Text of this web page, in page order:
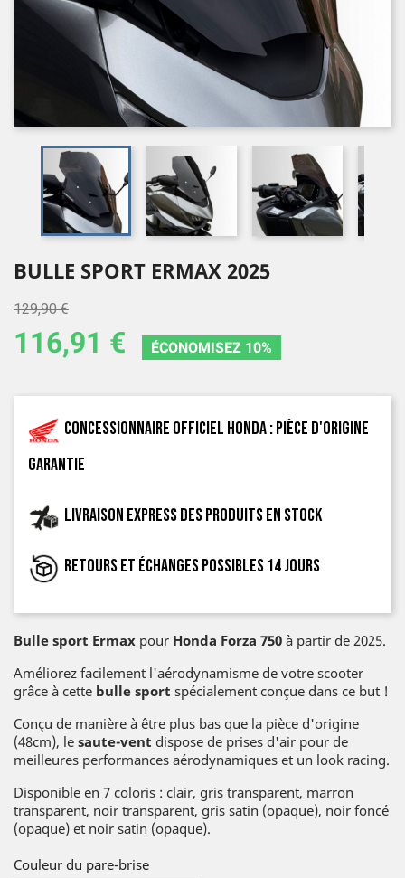
BULLE SPORT ERMAX 2025
129,90 €
116,91 € ÉCONOMISEZ 10%
Concessionnaire officiel Honda : pièce d'origine
garantie
Livraison express des produits en stock
Retours et échanges possibles 14 jours
Bulle sport Ermax pour Honda Forza 750 à partir de 2025.
Améliorez facilement l'aérodynamisme de votre scooter
grâce à cette bulle sport spécialement conçue dans ce but !
Conçu de manière à être plus bas que la pièce d'origine
(48cm), le saute-vent dispose de prises d'air pour de
meilleures performances aérodynamiques et un look racing.
Disponible en 7 coloris : clair, gris transparent, marron
transparent, noir transparent, gris satin (opaque), noir foncé
(opaque) et noir satin (opaque).
Couleur du pare-brise